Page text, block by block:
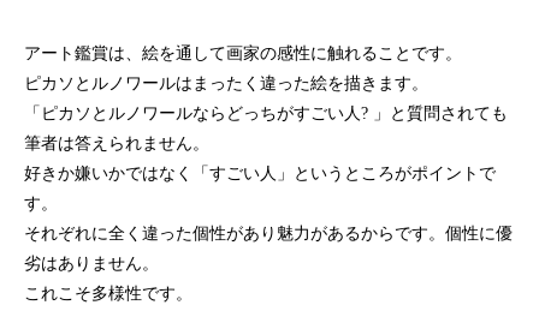
アート鑑賞は、絵を通して画家の感性に触れることです。
ピカソとルノワールはまったく違った絵を描きます。
「ピカソとルノワールならどっちがすごい人? 」と質問されても
筆者は答えられません。
好きか嫌いかではなく「すごい人」というところがポイントで
す。
それぞれに全く違った個性があり魅力があるからです。個性に優
劣はありません。
これこそ多様性です。